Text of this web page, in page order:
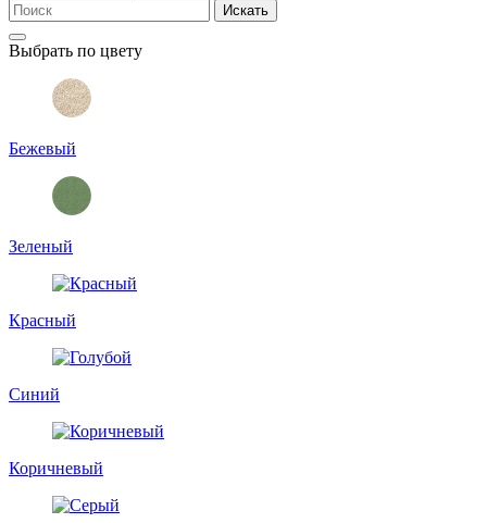
Искать
Выбрать по цвету
Бежевый
Зеленый
Красный
Синий
Коричневый